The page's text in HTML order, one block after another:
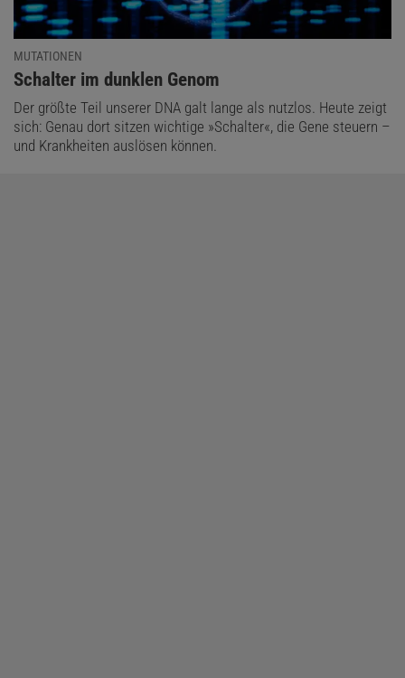
MUTATIONEN
:
Schalter im dunklen Genom
Der größte Teil unserer DNA galt lange als nutzlos. Heute zeigt
sich: Genau dort sitzen wichtige »Schalter«, die Gene steuern –
und Krankheiten auslösen können.